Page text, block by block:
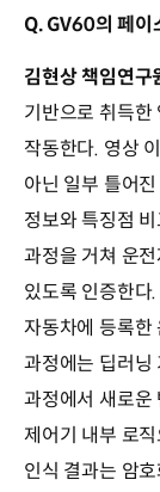
Q. GV60의 페이
김현상 책임연구
기반으로 취득한
작동한다. 영상
아닌 일부 틀어
정보와 특징점
과정을 거쳐 운
있도록 인증한다
자동차에 등록한
과정에는 딥러닝
과정에서 새로운
제어기 내부 로
인식 결과는 암